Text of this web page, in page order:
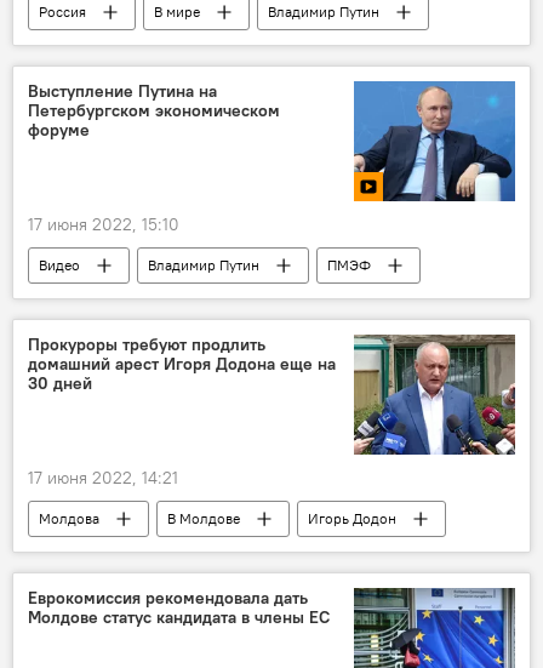
Россия В мире
Владимир Путин
санкции
Запад
Выступление Путина на
Петербургском экономическом
форуме
17 июня 2022, 15:10
Видео Владимир Путин
ПМЭФ
выступление
Россия
Прокуроры требуют продлить
домашний арест Игоря Додона еще на
30 дней
17 июня 2022, 14:21
Молдова В Молдове Игорь Додон
Еврокомиссия рекомендовала дать
Молдове статус кандидата в члены ЕС